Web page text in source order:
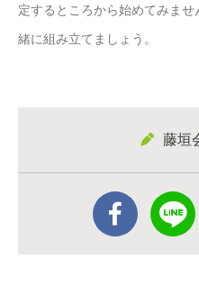
定するところから始めてみま
緒に組み立てましょう。
藤垣